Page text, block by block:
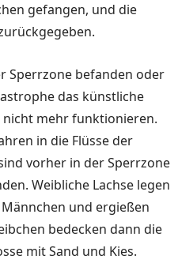
ge­fangen, und die
Sperrzone befanden oder
das künstliche
nicht mehr funktionieren.
in die Flüsse der
vorher in der Sperrzone
Weibliche Lachse legen
und ergießen
bedecken dann die
mit Sand und Kies.